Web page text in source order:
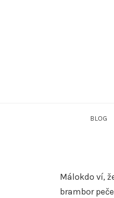
BLOG
Málokdo ví,
brambor